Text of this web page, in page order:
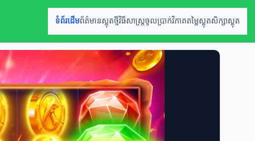
ទំព័រដើមព័ត៌មានស្លុតថ្មីវិធីសាស្ត្រចូលប្រាក់វិភាគតម្លៃស្លុតសិក្សាស្លុត